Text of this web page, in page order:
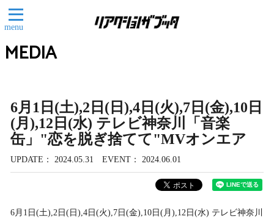
menu
MEDIA
6月1日(土),2日(日),4日(火),7日(金),10日
(月),12日(水) テレビ神奈川「音楽
缶」"恋を脱ぎ捨てて"MVオンエア
UPDATE 2024.05.31 EVENT 2024.06.01
6月1日(土),2日(日),4日(火),7日(金),10日(月),12日(水) テレビ神奈川